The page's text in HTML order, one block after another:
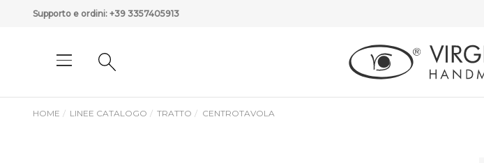
Supporto e ordini: +39 3357405913
HOME LINEE CATALOGO TRATTO CENTROTAVOLA